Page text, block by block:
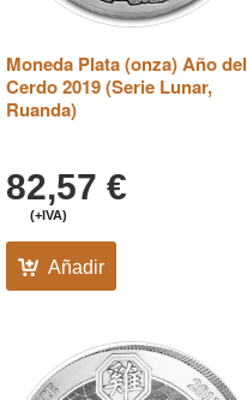
Moneda Plata (onza) Año del
Cerdo 2019 (Serie Lunar,
Ruanda)
82,57 €
(+IVA)
Añadir